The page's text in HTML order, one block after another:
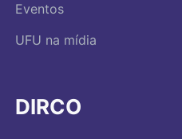
Eventos
UFU na mídia
DIRCO